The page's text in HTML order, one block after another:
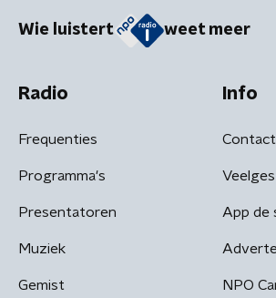
Wie luistert weet meer
Radio
Frequenties
Programma's
Presentatoren
Muziek
Gemist
Info
Contact
App de
NPO